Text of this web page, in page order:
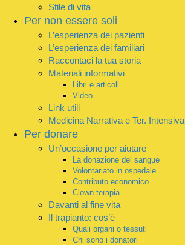
Stile di vita
Per non essere soli
L’esperienza dei pazienti
L’esperienza dei familiari
Raccontaci la tua storia
Materiali informativi
Libri e articoli
Video
Link utili
Medicina Narrativa e Ter. Intensiva
Per donare
Un’occasione per aiutare
La donazione del sangue
Volontariato in ospedale
Contributo economico
Clown terapia
Davanti al fine vita
Il trapianto: cos’è
Quali organi o tessuti
Chi sono i donatori